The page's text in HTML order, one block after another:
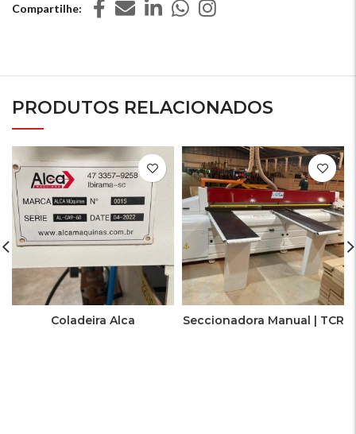
Compartilhe
PRODUTOS RELACIONADOS
Coladeira Alca Seccionadora Manual | TCR